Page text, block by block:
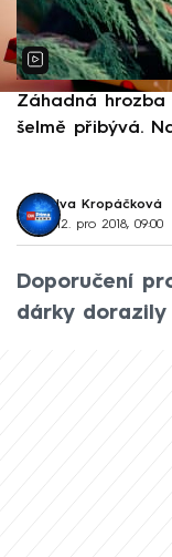
Záhadná hrozba
šelmě přibývá.
Iva Kropáčková
12. pro 2018, 09:00
Doporučení
dárky dorazily